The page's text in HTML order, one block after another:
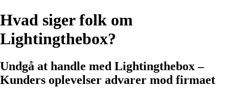
Hvad siger folk om
Lightingthebox?
Undgå at handle med Lightingthebox –
Kunders oplevelser advarer mod firmaet